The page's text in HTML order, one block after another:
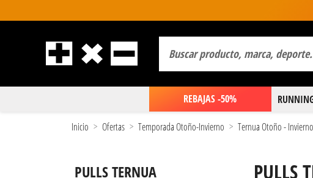
REBAJAS -50%
Inicio Ofertas Temporada Otoño-Invierno Ternua Otoño - Invierno
PULLS TERNUA PULLS